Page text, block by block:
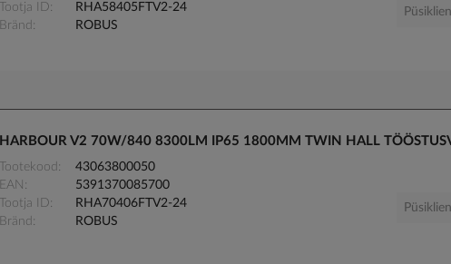
Tootja ID
RHA58405FTV2-24
Bränd
ROBUS
HARBOUR V2 70W/840 8300LM IP65 1800MM TWIN HALL
Tootekood
43063800050
EAN
5391370085700
Tootja ID
RHA70406FTV2-24
Bränd
ROBUS